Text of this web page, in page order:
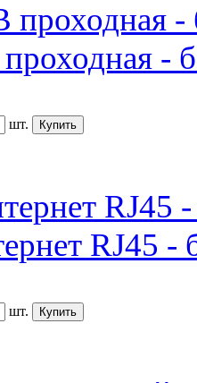
-
шт.
RJ45
шт.